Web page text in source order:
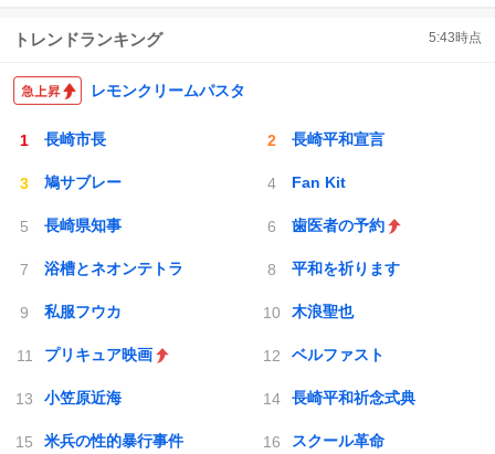
トレンドランキング 5:43時点
レモンクリームパスタ
長崎市長 長崎平和宣言
鳩サブレー Fan Kit
長崎県知事 歯医者の予約
浴槽とネオンテトラ 平和を祈ります
私服フウカ 木浪聖也
プリキュア映画 ベルファスト
小笠原近海 長崎平和祈念式典
米兵の性的暴行事件 スクール革命